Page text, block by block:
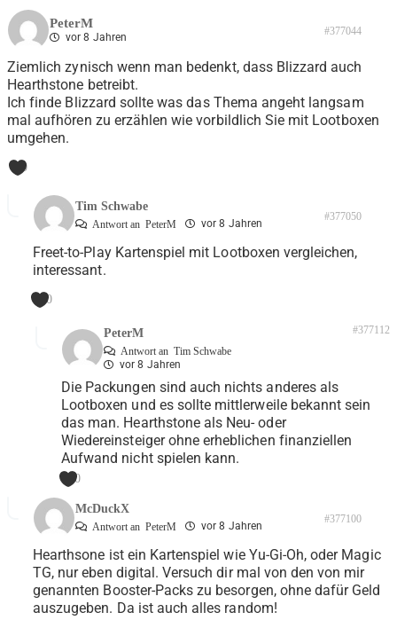
PeterM
vor 8 Jahren #377044
Ziemlich zynisch wenn man bedenkt, dass Blizzard auch
Hearthstone betreibt.
Ich finde Blizzard sollte was das Thema angeht langsam
mal aufhören zu erzählen wie vorbildlich Sie mit Lootboxen
umgehen.
0
Tim Schwabe
Antwort an PeterM vor 8 Jahren
#377050
Freet-to-Play Kartenspiel mit Lootboxen vergleichen,
interessant.
0
PeterM
Antwort an Tim Schwabe
vor 8 Jahren
#377112
Die Packungen sind auch nichts anderes als
Lootboxen und es sollte mittlerweile bekannt sein
das man. Hearthstone als Neu- oder
Wiedereinsteiger ohne erheblichen finanziellen
Aufwand nicht spielen kann.
0
McDuckX
Antwort an PeterM vor 8 Jahren
#377100
Hearthsone ist ein Kartenspiel wie Yu-Gi-Oh, oder Magic
TG, nur eben digital. Versuch dir mal von den von mir
genannten Booster-Packs zu besorgen, ohne dafür Geld
auszugeben. Da ist auch alles random!